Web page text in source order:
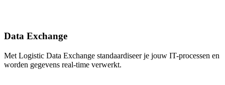
Data Exchange
Met Logistic Data Exchange standaardiseer je jouw IT-processen en
worden gegevens real-time verwerkt.